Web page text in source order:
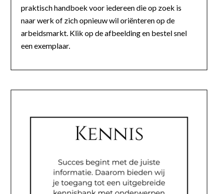
praktisch handboek voor iedereen die op zoek is
naar werk of zich opnieuw wil oriënteren op de
arbeidsmarkt. Klik op de afbeelding en bestel snel
een exemplaar.